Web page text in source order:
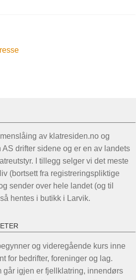
av klatresiden.no og
drifter sidene og er en av landets
I tillegg selger vi det meste
(bortsett fra registreringspliktige
sender over hele landet (og til
hentes i butikk i Larvik.
og videregående kurs inne
for bedrifter, foreninger og lag.
igjen er fjellklatring, innendørs